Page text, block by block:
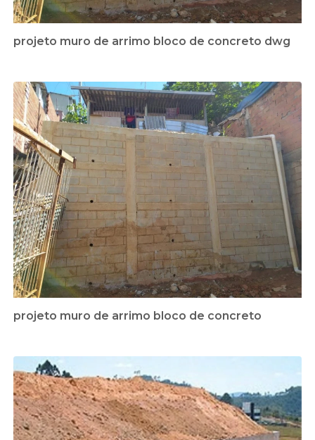
projeto muro de arrimo bloco de concreto dwg
projeto muro de arrimo bloco de concreto